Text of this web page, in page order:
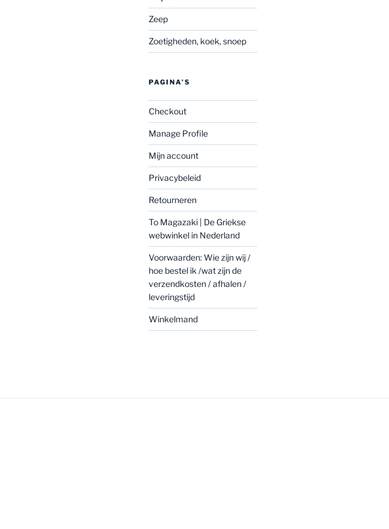
Zeep
Zoetigheden, koek, snoep
PAGINA’S
Checkout
Manage Profile
Mijn account
Privacybeleid
Retourneren
To Magazaki | De Griekse
webwinkel in Nederland
Voorwaarden: Wie zijn wij /
hoe bestel ik /wat zijn de
verzendkosten / afhalen /
leveringstijd
Winkelmand